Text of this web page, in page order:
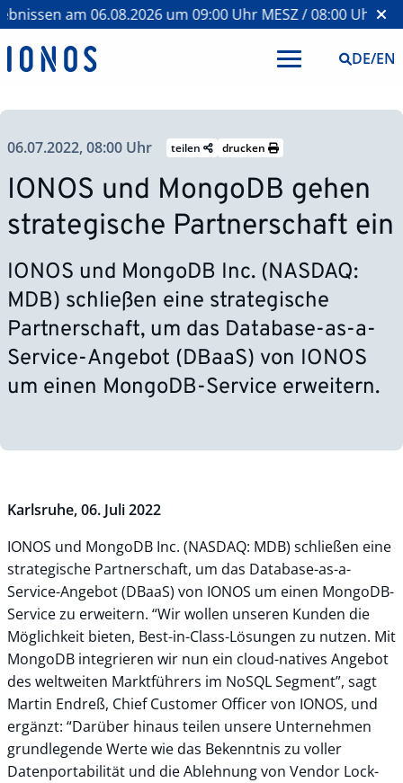
am 06.08.2026 um 09:00 Uhr MESZ / 08:00 Uhr BST
DE/EN
06.07.2022, 08:00 Uhr teilen drucken
IONOS und MongoDB gehen
strategische Partnerschaft ein
IONOS und MongoDB Inc. (NASDAQ:
MDB) schließen eine strategische
Partnerschaft, um das Database-as-a-
Service-Angebot (DBaaS) von IONOS
um einen MongoDB-Service erweitern.
Karlsruhe, 06. Juli 2022
IONOS und MongoDB Inc. (NASDAQ: MDB) schließen eine
strategische Partnerschaft, um das Database-as-a-
Service-Angebot (DBaaS) von IONOS um einen MongoDB-
Service zu erweitern. “Wir wollen unseren Kunden die
Möglichkeit bieten, Best-in-Class-Lösungen zu nutzen. Mit
MongoDB integrieren wir nun ein cloud-natives Angebot
des weltweiten Marktführers im NoSQL Segment”, sagt
Martin Endreß, Chief Customer Officer von IONOS, und
ergänzt: “Darüber hinaus teilen unsere Unternehmen
grundlegende Werte wie das Bekenntnis zu voller
Datenportabilität und die Ablehnung von Vendor Lock-